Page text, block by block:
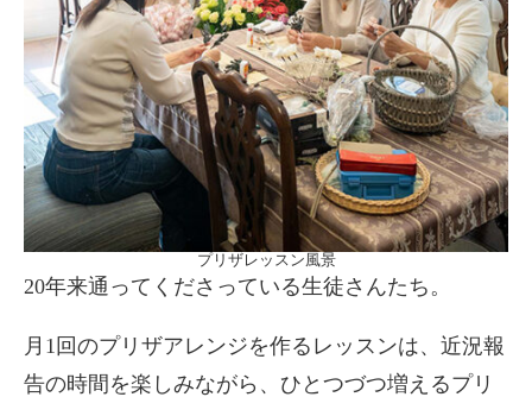
プリザレッスン風景
20年来通ってくださっている生徒さんたち。
月1回のプリザアレンジを作るレッスンは、近況報
告の時間を楽しみながら、ひとつづつ増えるプリ